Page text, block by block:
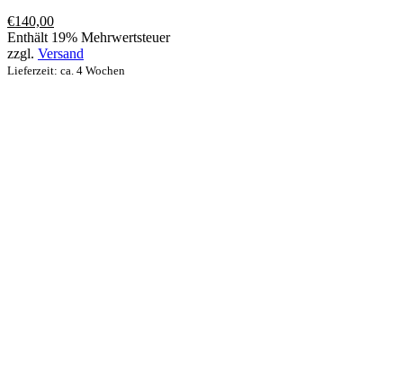
€140,00
Enthält 19% Mehrwertsteuer
zzgl. Versand
Lieferzeit: ca. 4 Wochen